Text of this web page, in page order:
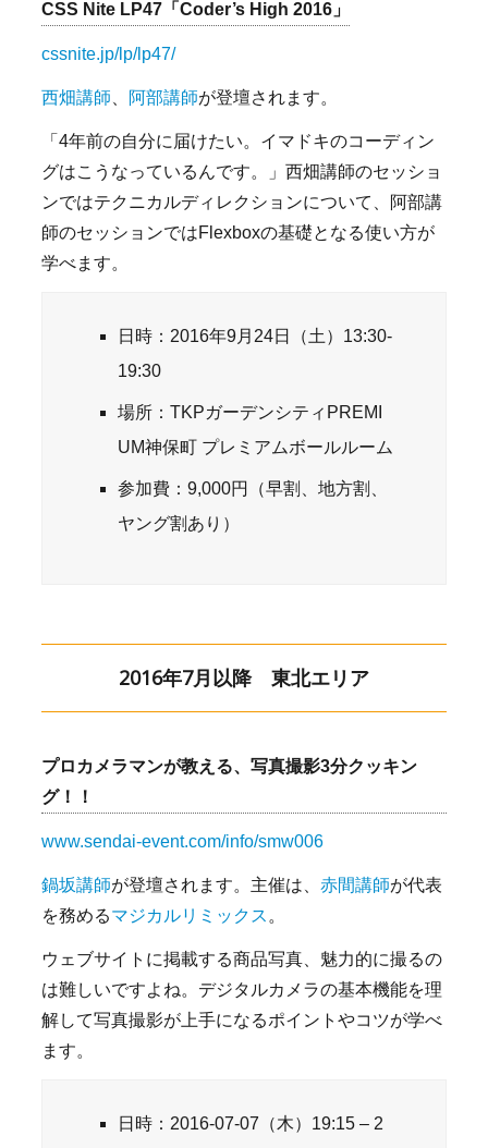
CSS Nite LP47「Coder’s High 2016」
cssnite.jp/lp/lp47/
西畑講師 阿部講師が登壇されます。
「4年前の自分に届けたい。イマドキのコーディン
グはこうなっているんです。」西畑講師のセッショ
ンではテクニカルディレクションについて、阿部講
師のセッションではFlexboxの基礎となる使い方が
学べます。
日時：2016年9月24日（土）13:30-
19:30
場所：TKPガーデンシティPREMI
UM神保町 プレミアムボールルーム
参加費：9,000円（早割、地方割、
ヤング割あり）
2016年7月以降 東北エリア
プロカメラマンが教える、写真撮影3分クッキン
グ！！
www.sendai-event.com/info/smw006
鍋坂講師が登壇されます。主催は、 赤間講師が代表
を務めるマジカルリミックス 。
ウェブサイトに掲載する商品写真、魅力的に撮るの
は難しいですよね。デジタルカメラの基本機能を理
解して写真撮影が上手になるポイントやコツが学べ
ます。
日時：2016-07-07（木）19:15 – 2